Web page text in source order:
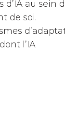
d’IA au sein
de soi.
l’IA